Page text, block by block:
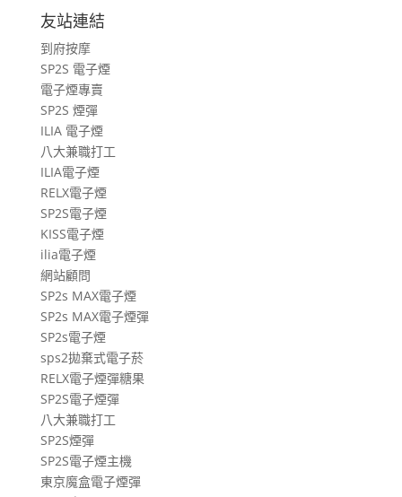
旅
遊
文
章
友站連結
到府按摩
SP2S 電子煙
電子煙專賣
SP2S 煙彈
ILIA 電子煙
八大兼職打工
ILIA電子煙
RELX電子煙
SP2S電子煙
KISS電子煙
ilia電子煙
網站顧問
SP2s MAX電子煙
SP2s MAX電子煙彈
SP2s電子煙
sps2拋棄式電子菸
RELX電子煙彈糖果
SP2S電子煙彈
八大兼職打工
SP2S煙彈
SP2S電子煙主機
東京魔盒電子煙彈